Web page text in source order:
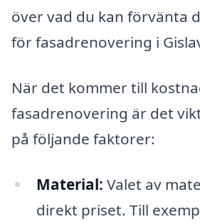
över vad du kan förvänta
för fasadrenovering i
När det kommer till
fasadrenovering är det
på följande faktorer:
Material: Valet av
direkt priset. Till